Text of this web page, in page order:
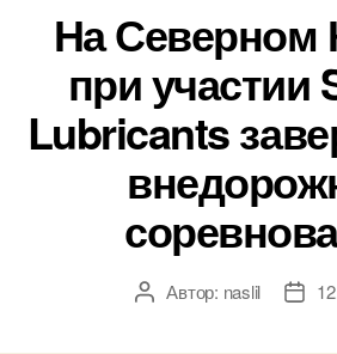
На Северном
при участии
Lubricants
АвторАвтор: naslil
Дата